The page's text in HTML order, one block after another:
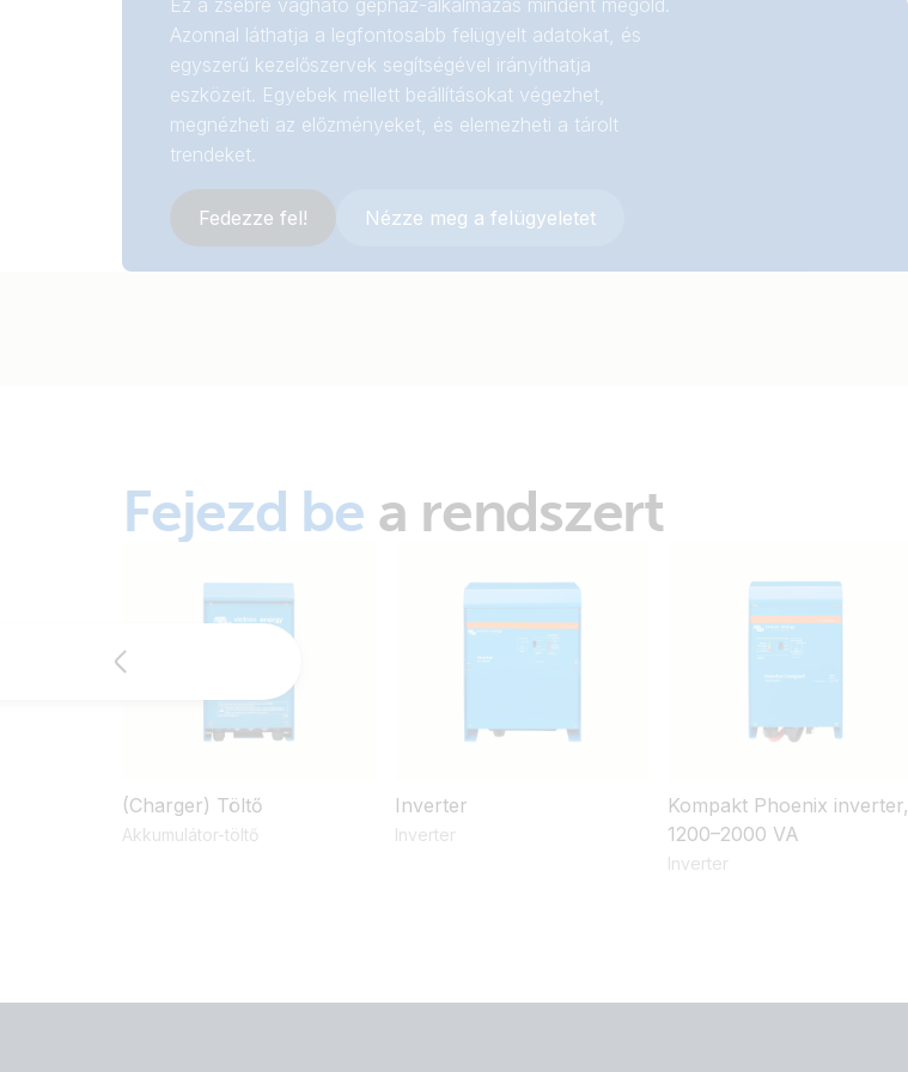
Ez a zsebre vágható gépház-alkalmazás mindent megold.
Azonnal láthatja a legfontosabb felügyelt adatokat, és
egyszerű kezelőszervek segítségével irányíthatja
eszközeit. Egyebek mellett beállításokat végezhet,
megnézheti az előzményeket, és elemezheti a tárolt
trendeket.
Fedezze fel! Nézze meg a felügyeletet
Fejezd be a rendszert
(Charger) Töltő
Akkumulátor-töltő
Inverter
Inverter
Kompakt Phoenix inverter,
1200–2000 VA
Inverter